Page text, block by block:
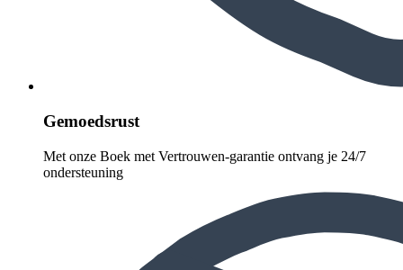
Gemoedsrust
Met onze Boek met Vertrouwen-garantie ontvang je 24/7
ondersteuning